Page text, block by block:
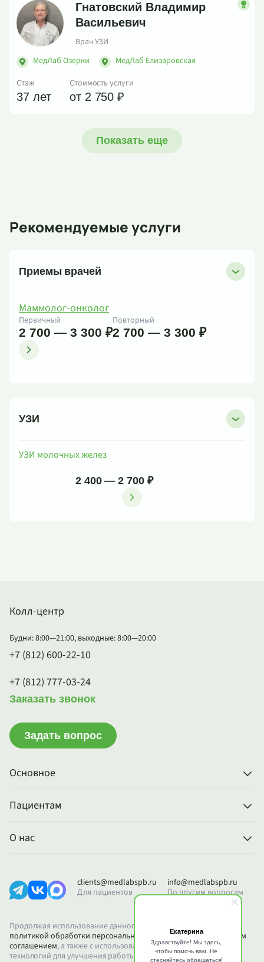
Гнатовский Владимир
Васильевич
Врач УЗИ
МедЛаб Озерки
МедЛаб Елизаровская
Стаж
37 лет
Стоимость услуги
от 2 750 ₽
Показать еще
Рекомендуемые услуги
Приемы врачей
Маммолог-онколог
Первичный
2 700 — 3 300 ₽
Повторный
2 700 — 3 300 ₽
УЗИ
УЗИ молочных желез
2 400 — 2 700 ₽
Основное
Пациентам
О нас
Колл-центр
Будни: 8:00—21:00, выходные: 8:00—20:00
+7 (812) 600-22-10
+7 (812) 777-03-24
Заказать звонок
Задать вопрос
Продолжая использование данного сайта, вы соглашаетесь с
политикой обработки персональных данныхипользовательским
соглашением, а также с использованием файлов Cookie и других
технологий для улучшения работы сайта и анализа его
clients@medlabspb.ru
Для пациентов
info@medlabspb.ru
По другим вопросам